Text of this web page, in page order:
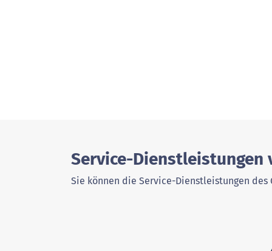
Service-Dienstleistungen
Sie können die Service-Dienstleistungen des